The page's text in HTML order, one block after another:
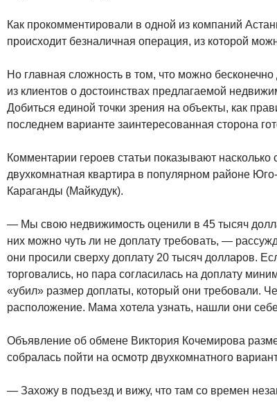
Как прокомментировали в одной из компаний
происходит безналичная операция, из которой
Но главная сложность в том, что можно
из клиентов о достоинствах предлагаемой
Добиться единой точки зрения на объекты, как
последнем варианте заинтересованная сторона
Комментарии героев статьи показывают
двухкомнатная квартира в популярном районе
Караганды (Майкудук).
— Мы свою недвижимость оценили в 45 тысяч
них можно чуть ли не доплату требовать, —
они просили сверху доплату 20 тысяч долларов.
торговались, но пара согласилась на доплату
«убил» размер доплаты, который они требовали.
расположение. Мама хотела узнать, нашли они
Объявление об обмене Виктория Кочемирова
собралась пойти на осмотр двухкомнатного
— Захожу в подъезд и вижу, что там со времен